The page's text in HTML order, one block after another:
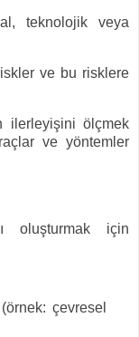
teknolojik veya
ve bu risklere
ilerleyişini ölçmek
ve yöntemler
oluşturmak için
çevresel